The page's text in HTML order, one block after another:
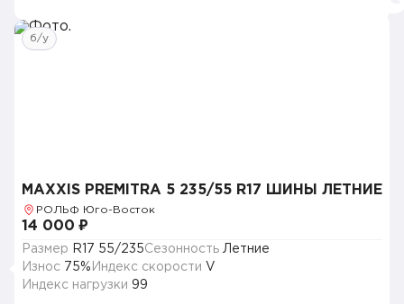
б/у
MAXXIS PREMITRA 5 235/55 R17 ШИНЫ ЛЕТНИЕ
РОЛЬФ Юго-Восток
14 000 ₽
Размер R17 55/235Сезонность Летние
Износ 75% Индекс скорости V
Индекс нагрузки 99